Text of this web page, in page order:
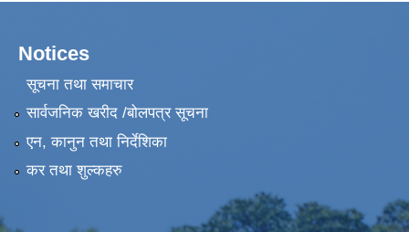
Notices
सूचना तथा समाचार
सार्वजनिक खरीद /बोलपत्र सूचना
एन, कानुन तथा निर्देशिका
कर तथा शुल्कहरु